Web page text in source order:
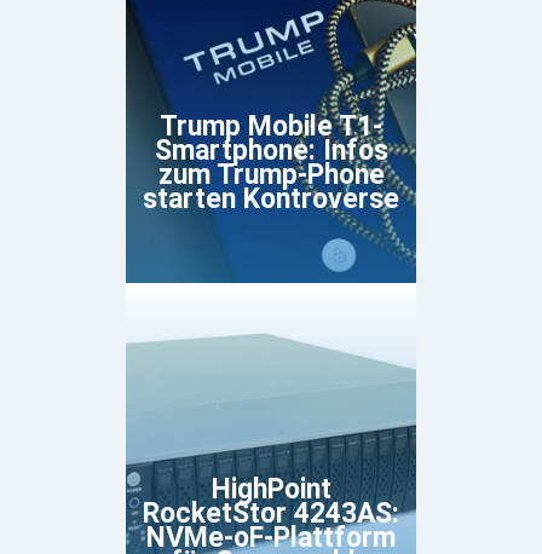
Trump Mobile T1-
Smartphone: Infos
zum Trump-Phone
starten Kontroverse
HighPoint
RocketStor 4243AS:
NVMe-oF-Plattform